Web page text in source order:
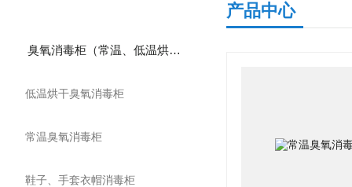
臭氧消毒柜（常温、低温烘干）
低温烘干臭氧消毒柜
常温臭氧消毒柜
鞋子、手套衣帽消毒柜
产品中心